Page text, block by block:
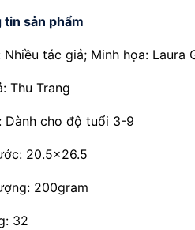
tin sản phẩm
Nhiều tác giả; Minh họa: Laura
Thu Trang
cho độ tuổi 3-9
20.5x26.5
200gram
32